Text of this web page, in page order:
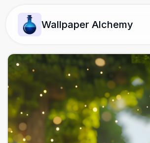
Wallpaper Alchemy